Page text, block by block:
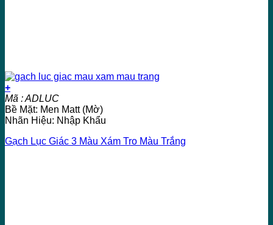
+
Mã : ADLUC
Bề Mặt: Men Matt (Mờ)
Nhãn Hiệu: Nhập Khẩu
Gạch Lục Giác 3 Màu Xám Tro Màu Trắng